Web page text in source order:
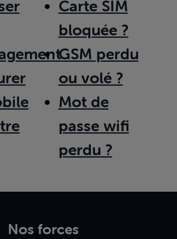
Carte SIM
bloquée ?
GSM perdu
ou volé ?
Mot de
passe wifi
perdu ?
Nos forces